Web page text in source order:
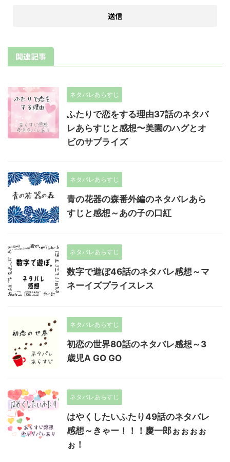
関連記事
ネタバレあらすじ
ふたりで恋をする理由37話のネタバ
レあらすじと感想〜美園のハグとオ
ビのサプライズ
ネタバレあらすじ
青の花器の森番外編のネタバレあら
すじと感想～あの子の口紅
ネタバレあらすじ
数字で遊ぼ46話のネタバレ感想～マ
ネーイズプライスレス
ネタバレあらすじ
初恋の世界80話のネタバレ感想～3
歳児A GO GO
ネタバレあらすじ
はやくしたいふたり49話のネタバレ
感想～きゃー！！！慶一郎ぉぉぉぉ
ぉ！